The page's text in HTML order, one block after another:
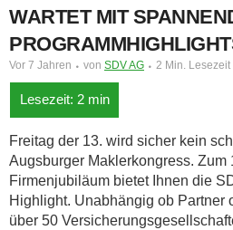
WARTET MIT
Vor 7 Jahren von SDV AG 2 Min. Lesezeit
Freitag der 13. wird sicher kein
Augsburger Maklerkongress. Zum
Firmenjubiläum bietet Ihnen die
Highlight. Unabhängig ob Partner
über 50